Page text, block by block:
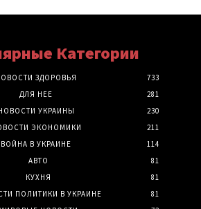
Категории
ЗДОРОВЬЯ
733
ДЛЯ НЕЕ
281
УКРАИНЫ
230
ЭКОНОМИКИ
211
ВОЙНА В УКРАИНЕ
114
АВТО
81
КУХНЯ
81
ПОЛИТИКИ В УКРАИНЕ
81